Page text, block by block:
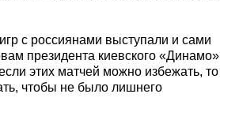
с россиянами выступали и сами
президента киевского «Динамо»
этих матчей можно избежать, то
чтобы не было лишнего